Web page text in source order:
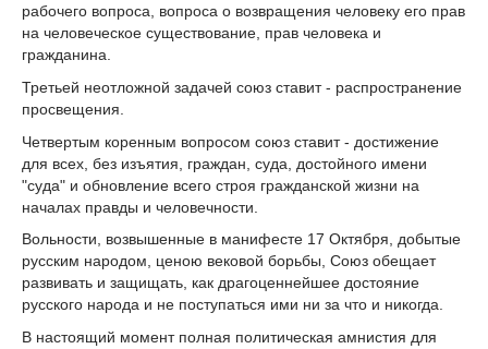
рабочего вопроса, вопроса о возвращения человеку его прав
на человеческое существование, прав человека и
гражданина.
Третьей неотложной задачей союз ставит - распространение
просвещения.
Четвертым коренным вопросом союз ставит - достижение
для всех, без изъятия, граждан, суда, достойного имени
"суда" и обновление всего строя гражданской жизни на
началах правды и человечности.
Вольности, возвышенные в манифесте 17 Октября, добытые
русским народом, ценою вековой борьбы, Союз обещает
развивать и защищать, как драгоценнейшее достояние
русского народа и не поступаться ими ни за что и никогда.
В настоящий момент полная политическая амнистия для